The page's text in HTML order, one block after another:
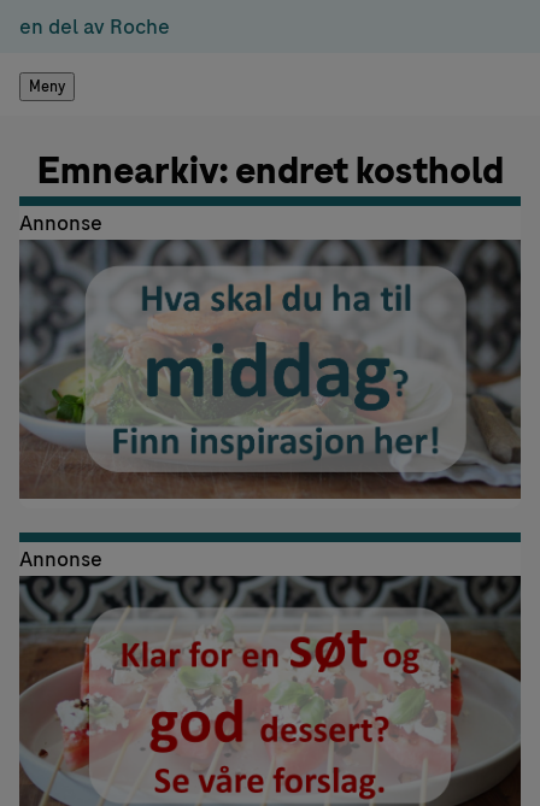
en del av Roche
Meny
Emnearkiv: endret kosthold
Annonse
Annonse